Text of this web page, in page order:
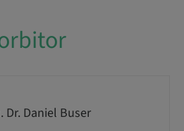
Dr. Daniel Buser